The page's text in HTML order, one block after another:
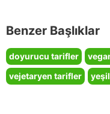
Benzer Başlıklar
doyurucu tarifler
vejetaryen tarifler